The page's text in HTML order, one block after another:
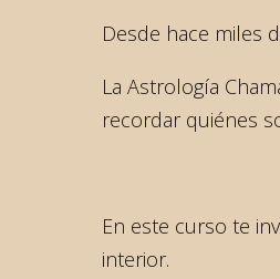
Desde hace miles
La Astrología
recordar quiénes
En este curso te
interior.